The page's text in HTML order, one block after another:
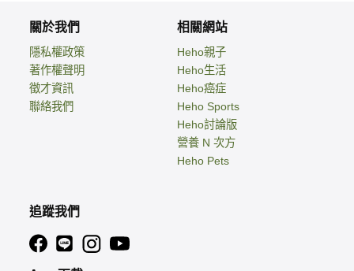
關於我們
隱私權政策
著作權聲明
徵才資訊
聯絡我們
相關網站
Heho親子
Heho生活
Heho癌症
Heho Sports
Heho討論版
營養 N 次方
Heho Pets
追蹤我們